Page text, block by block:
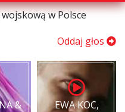
w Polsce
Oddaj głos
&
EWA KOC,